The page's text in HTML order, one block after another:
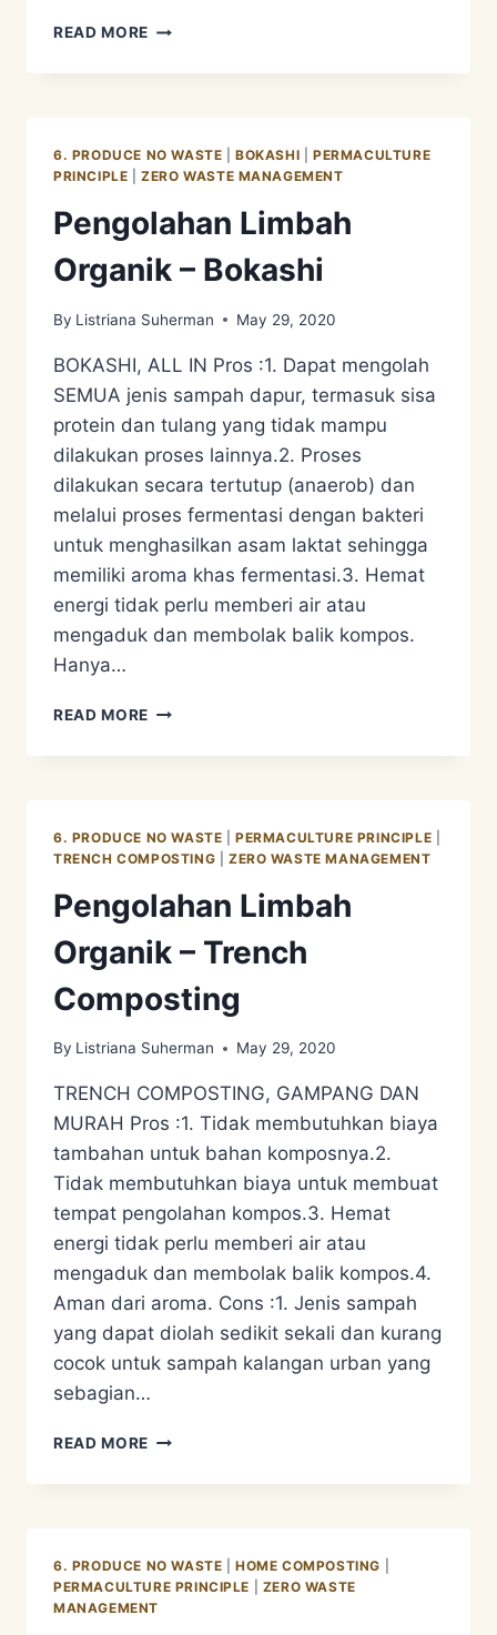
READ MORE PENGOLAHAN
ORGANIK
6. PRODUCE NO WASTE |BOKASHI |PERMACULTURE
PRINCIPLE |ZERO WASTE MANAGEMENT
Pengolahan Limbah
Organik – Bokashi
By Listriana Suherman May 29, 2020
BOKASHI, ALL IN Pros :1. Dapat mengolah
SEMUA jenis sampah dapur, termasuk sisa
protein dan tulang yang tidak mampu
dilakukan proses lainnya.2. Proses
dilakukan secara tertutup (anaerob) dan
melalui proses fermentasi dengan bakteri
untuk menghasilkan asam laktat sehingga
memiliki aroma khas fermentasi.3. Hemat
energi tidak perlu memberi air atau
mengaduk dan membolak balik kompos.
Hanya…
READ MORE PENGOLAHAN
ORGANIK
6. PRODUCE NO WASTE |PERMACULTURE PRINCIPLE
TRENCH COMPOSTING
ZERO WASTE MANAGEMENT
Pengolahan Limbah
Organik – Trench
Composting
By Listriana Suherman May 29, 2020
TRENCH COMPOSTING, GAMPANG DAN
MURAH Pros :1. Tidak membutuhkan biaya
tambahan untuk bahan komposnya.2.
Tidak membutuhkan biaya untuk membuat
tempat pengolahan kompos.3. Hemat
energi tidak perlu memberi air atau
mengaduk dan membolak balik kompos.4.
Aman dari aroma. Cons :1. Jenis sampah
yang dapat diolah sedikit sekali dan kurang
cocok untuk sampah kalangan urban yang
sebagian…
READ MORE PENGOLAHAN
ORGANIK
COMPOSTING
6. PRODUCE NO WASTE |HOME COMPOSTING
PERMACULTURE PRINCIPLE
ZERO WASTE
MANAGEMENT